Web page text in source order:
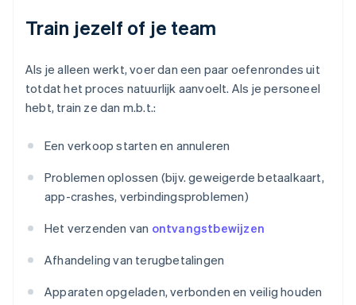
Train jezelf of je team
Als je alleen werkt, voer dan een paar oefenrondes uit
totdat het proces natuurlijk aanvoelt. Als je personeel
hebt, train ze dan m.b.t.:
Een verkoop starten en annuleren
Problemen oplossen (bijv. geweigerde betaalkaart,
app-crashes, verbindingsproblemen)
Het verzenden van ontvangstbewijzen
Afhandeling van terugbetalingen
Apparaten opgeladen, verbonden en veilig houden